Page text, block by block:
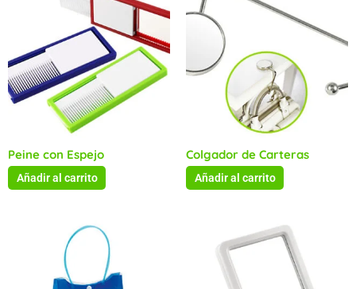
Peine con Espejo
Añadir al carrito
Colgador de Carteras
Añadir al carrito